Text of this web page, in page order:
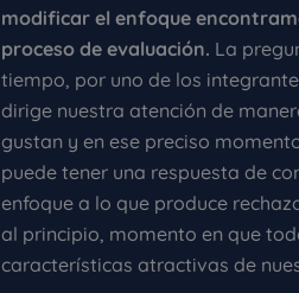
modificar el enfoque
proceso de evaluación. La
tiempo, por uno de los
dirige nuestra atención de
gustan y en ese preciso
puede tener una respuesta de
enfoque a lo que produce
al principio, momento en que
características atractivas de